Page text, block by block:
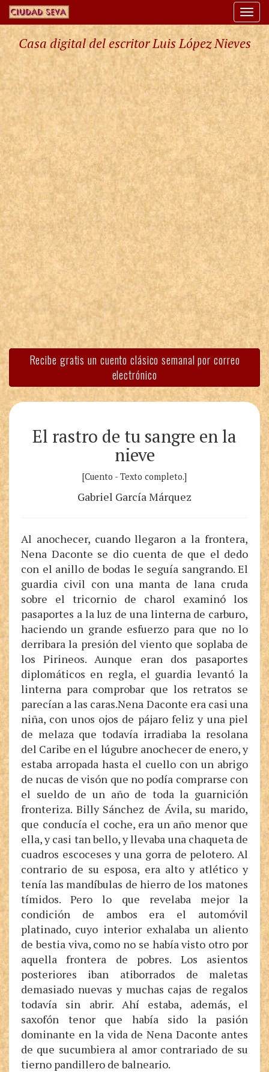
Casa digital del escritor Luis López Nieves
Recibe gratis un cuento clásico semanal por correo
electrónico
El rastro de tu sangre en la
nieve
[Cuento - Texto completo.]
Gabriel García Márquez
Al anochecer, cuando llegaron a la frontera,
Nena Daconte se dio cuenta de que el dedo
con el anillo de bodas le seguía sangrando. El
guardia civil con una manta de lana cruda
sobre el tricornio de charol examinó los
pasaportes a la luz de una linterna de carburo,
haciendo un grande esfuerzo para que no lo
derribara la presión del viento que soplaba de
los Pirineos. Aunque eran dos pasaportes
diplomáticos en regla, el guardia levantó la
linterna para comprobar que los retratos se
parecían a las caras.Nena Daconte era casi una
niña, con unos ojos de pájaro feliz y una piel
de melaza que todavía irradiaba la resolana
del Caribe en el lúgubre anochecer de enero, y
estaba arropada hasta el cuello con un abrigo
de nucas de visón que no podía comprarse con
el sueldo de un año de toda la guarnición
fronteriza. Billy Sánchez de Ávila, su marido,
que conducía el coche, era un año menor que
ella, y casi tan bello, y llevaba una chaqueta de
cuadros escoceses y una gorra de pelotero. Al
contrario de su esposa, era alto y atlético y
tenía las mandíbulas de hierro de los matones
tímidos. Pero lo que revelaba mejor la
condición de ambos era el automóvil
platinado, cuyo interior exhalaba un aliento
de bestia viva, como no se había visto otro por
aquella frontera de pobres. Los asientos
posteriores iban atiborrados de maletas
demasiado nuevas y muchas cajas de regalos
todavía sin abrir. Ahí estaba, además, el
saxofón tenor que había sido la pasión
dominante en la vida de Nena Daconte antes
de que sucumbiera al amor contrariado de su
tierno pandillero de balneario.